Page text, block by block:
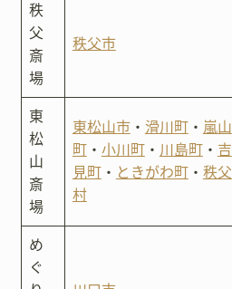
秩
父
斎
場
秩父市
東
松
山
斎
場
東松山市・ 滑川町・ 嵐山
町・ 小川町・ 川島町・ 吉
見町・ ときがわ町・ 秩父
村
め
ぐ